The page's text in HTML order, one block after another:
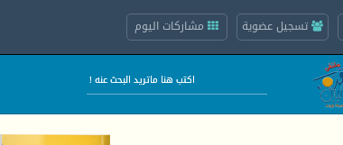
تسجيل عضوية مشاركات اليوم